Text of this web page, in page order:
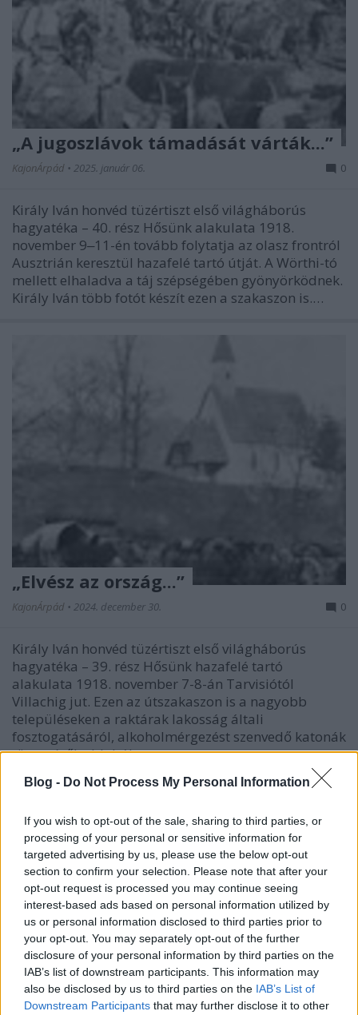
Blog - Do Not Process My Personal Information
If you wish to opt-out of the sale, sharing to third parties, or
processing of your personal or sensitive information for
targeted advertising by us, please use the below opt-out
section to confirm your selection. Please note that after your
opt-out request is processed you may continue seeing
interest-based ads based on personal information utilized by
us or personal information disclosed to third parties prior to
your opt-out. You may separately opt-out of the further
disclosure of your personal information by third parties on the
IAB’s list of downstream participants. This information may
also be disclosed by us to third parties on the IAB’s List of
Downstream Participants that may further disclose it to other
„A jugoszlávok támadását várták...”
KajonÁrpád • 2025. január 06. 0
Király Iván honvéd tüzértiszt első világháborús
hagyatéka – 40. rész Hősünk alakulata 1918.
november 9‒11-én tovább folytatja az olasz frontról
Ausztrián keresztül hazafelé tartó útját. A Wörthi-tó
mellett elhaladva a táj szépségében gyönyörködnek.
Király Iván több fotót készít ezen a szakaszon is.…
„Elvész az ország...”
KajonÁrpád • 2024. december 30. 0
Király Iván honvéd tüzértiszt első világháborús
hagyatéka – 39. rész Hősünk hazafelé tartó
alakulata 1918. november 7-8-án Tarvisiótól
Villachig jut. Ezen az útszakaszon is a nagyobb
településeken a raktárak lakosság általi
fosztogatásáról, alkoholmérgezést szenvedő katonák
tömegéről, eldobált…